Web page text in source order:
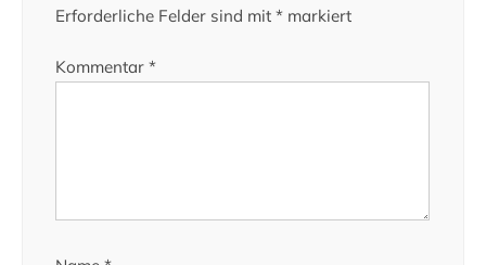
Erforderliche Felder sind mit * markiert
Kommentar *